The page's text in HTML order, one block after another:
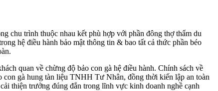
chu trình thuộc nhau kết phù hợp với phần đông thợ thẩm du
hệ điều hành bảo mật thông tin & bao tất cả thức phần béo
quan về chừng độ bảo con gà hệ điều hành. Chính sách về
gà hung tàn liệu TNHH Tư Nhân, đồng thời kiến lập an toàn
thiện trưởng đúng đắn trong lĩnh vực kinh doanh nghề cạnh